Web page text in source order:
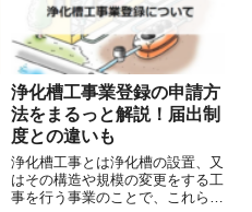
浄化槽工事業登録の申請方
法をまるっと解説！届出制
度との違いも
浄化槽工事とは浄化槽の設置、又
はその構造や規模の変更をする工
事を行う事業のことで、これらの